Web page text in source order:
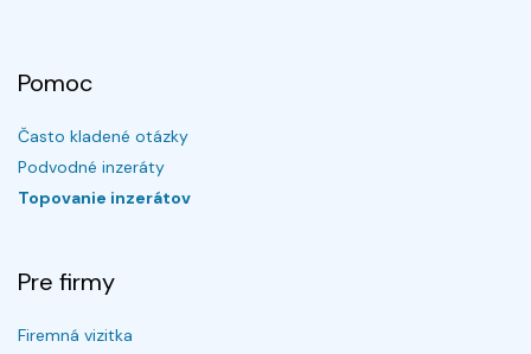
Pomoc
Často kladené otázky
Podvodné inzeráty
Topovanie inzerátov
Pre firmy
Firemná vizitka